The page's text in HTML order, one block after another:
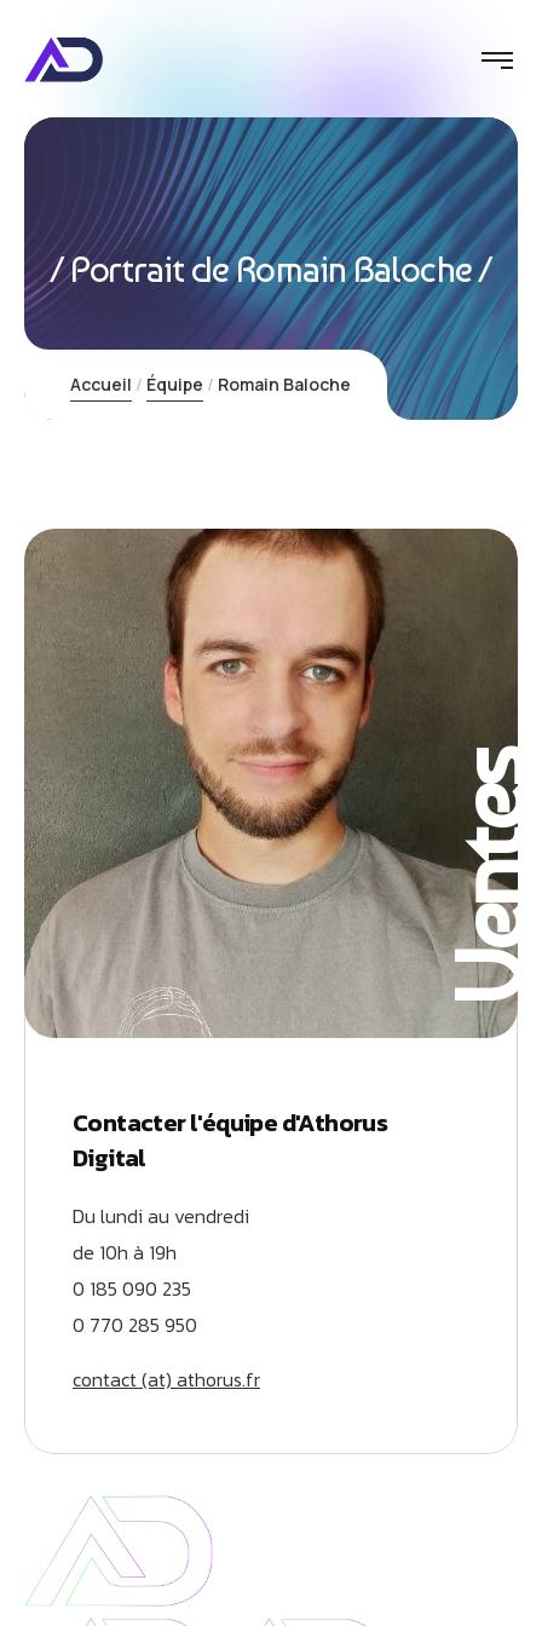
Portrait de Romain Baloche
Accueil Équipe Romain Baloche
Contacter l'équipe d'Athorus
Digital
Du lundi au vendredi
de 10h à 19h
0 185 090 235
0 770 285 950
contact (at) athorus.fr